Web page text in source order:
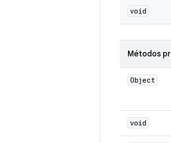
void
Métodos
Object
void